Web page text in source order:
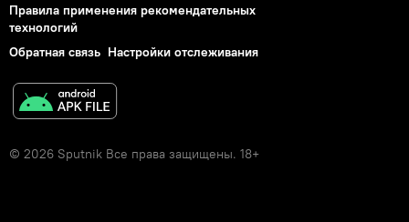
Правила применения рекомендательных
технологий
Обратная связь Настройки отслеживания
© 2026 Sputnik Все права защищены. 18+